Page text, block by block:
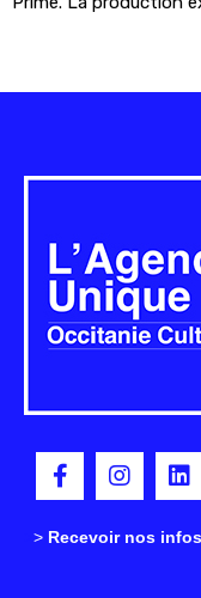
> Recevoir nos